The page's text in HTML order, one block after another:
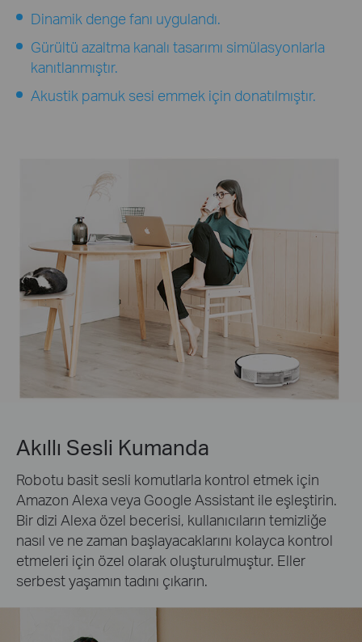
Dinamik denge fanı uygulandı.
Gürültü azaltma kanalı tasarımı simülasyonlarla
kanıtlanmıştır.
Akustik pamuk sesi emmek için donatılmıştır.
Akıllı Sesli Kumanda
Robotu basit sesli komutlarla kontrol etmek için
Amazon Alexa veya Google Assistant ile eşleştirin.
Bir dizi Alexa özel becerisi, kullanıcıların temizliğe
nasıl ve ne zaman başlayacaklarını kolayca kontrol
etmeleri için özel olarak oluşturulmuştur. Eller
serbest yaşamın tadını çıkarın.